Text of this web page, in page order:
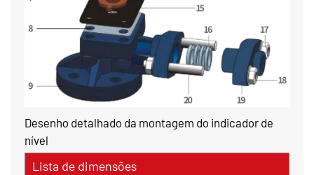
Desenho detalhado da montagem do indicador de
nível
Lista de dimensões